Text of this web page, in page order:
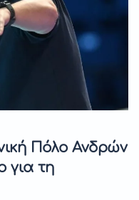
Πόλο Ανδρών
για τη